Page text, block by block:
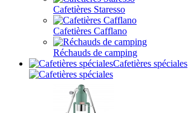
Cafetières Staresso
Cafetières Cafflano
Réchauds de camping
Cafetières spéciales